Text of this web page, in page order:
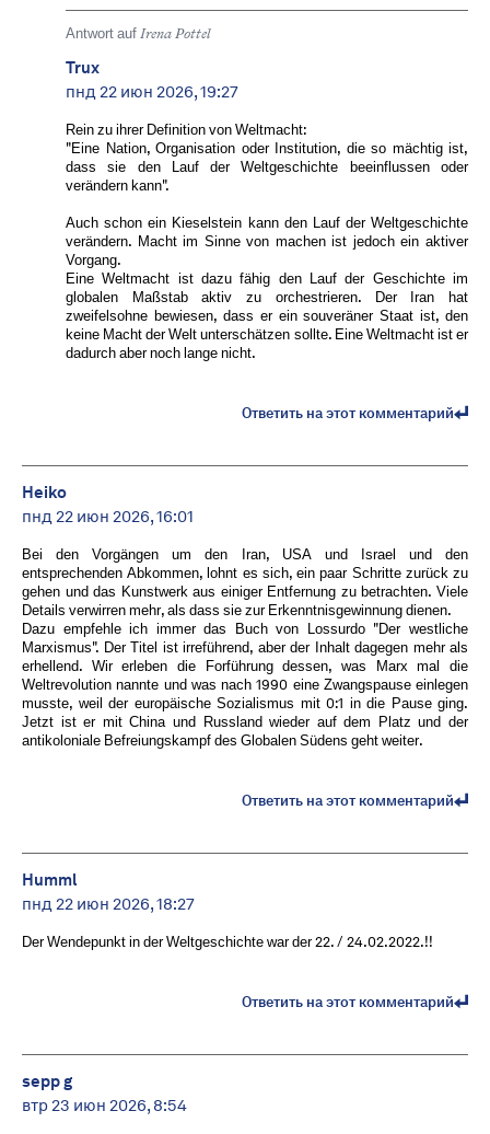
Antwort auf Irena Pottel
Trux
пнд 22 июн 2026, 19:27
Rein zu ihrer Definition von Weltmacht:
"Eine Nation, Organisation oder Institution, die so mächtig ist,
dass sie den Lauf der Weltgeschichte beeinflussen oder
verändern kann".
Auch schon ein Kieselstein kann den Lauf der Weltgeschichte
verändern. Macht im Sinne von machen ist jedoch ein aktiver
Vorgang.
Eine Weltmacht ist dazu fähig den Lauf der Geschichte im
globalen Maßstab aktiv zu orchestrieren. Der Iran hat
zweifelsohne bewiesen, dass er ein souveräner Staat ist, den
keine Macht der Welt unterschätzen sollte. Eine Weltmacht ist er
dadurch aber noch lange nicht.
Ответить на этот комментарий
Heiko
пнд 22 июн 2026, 16:01
Bei den Vorgängen um den Iran, USA und Israel und den
entsprechenden Abkommen, lohnt es sich, ein paar Schritte zurück zu
gehen und das Kunstwerk aus einiger Entfernung zu betrachten. Viele
Details verwirren mehr, als dass sie zur Erkenntnisgewinnung dienen.
Dazu empfehle ich immer das Buch von Lossurdo "Der westliche
Marxismus". Der Titel ist irreführend, aber der Inhalt dagegen mehr als
erhellend. Wir erleben die Forführung dessen, was Marx mal die
Weltrevolution nannte und was nach 1990 eine Zwangspause einlegen
musste, weil der europäische Sozialismus mit 0:1 in die Pause ging.
Jetzt ist er mit China und Russland wieder auf dem Platz und der
antikoloniale Befreiungskampf des Globalen Südens geht weiter.
Ответить на этот комментарий
Humml
пнд 22 июн 2026, 18:27
Der Wendepunkt in der Weltgeschichte war der 22. / 24.02.2022.!!
Ответить на этот комментарий
sepp g
втр 23 июн 2026, 8:54